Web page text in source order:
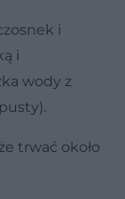
i
i
wody z
trwać około